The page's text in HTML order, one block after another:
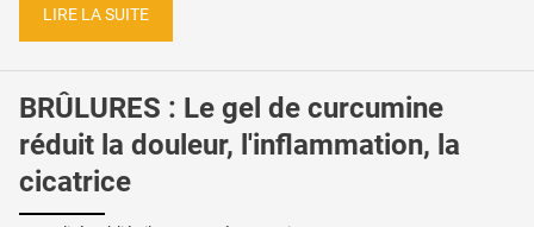
LIRE LA SUITE
BRÛLURES : Le gel de curcumine
réduit la douleur, l'inflammation, la
cicatrice